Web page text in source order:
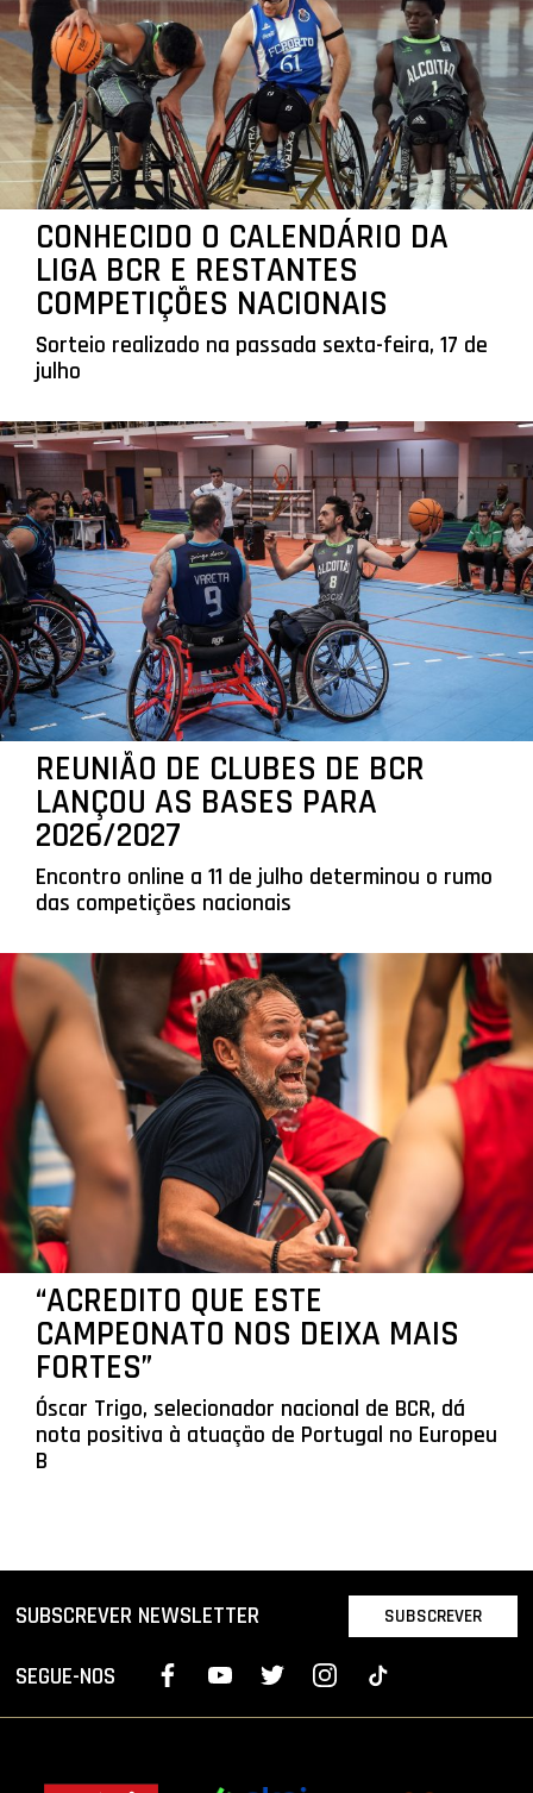
CONHECIDO O CALENDÁRIO DA
LIGA BCR E RESTANTES
COMPETIÇÕES NACIONAIS
Sorteio realizado na passada sexta-feira, 17 de
julho
REUNIÃO DE CLUBES DE BCR
LANÇOU AS BASES PARA
2026/2027
Encontro online a 11 de julho determinou o rumo
das competições nacionais
“ACREDITO QUE ESTE
CAMPEONATO NOS DEIXA MAIS
FORTES”
Óscar Trigo, selecionador nacional de BCR, dá
nota positiva à atuação de Portugal no Europeu
B
SUBSCREVER NEWSLETTER SUBSCREVER
SEGUE-NOS